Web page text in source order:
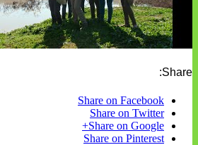
Share:
Share on Facebook
Share on Twitter
Share on Google+
Share on Pinterest